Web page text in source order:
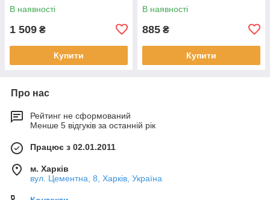
В наявності
1 509 ₴
Купити
В наявності
885 ₴
Купити
Про нас
Рейтинг не сформований
Менше 5 відгуків за останній рік
Працює з 02.01.2011
м. Харків
вул. Цементна, 8, Харків, Україна